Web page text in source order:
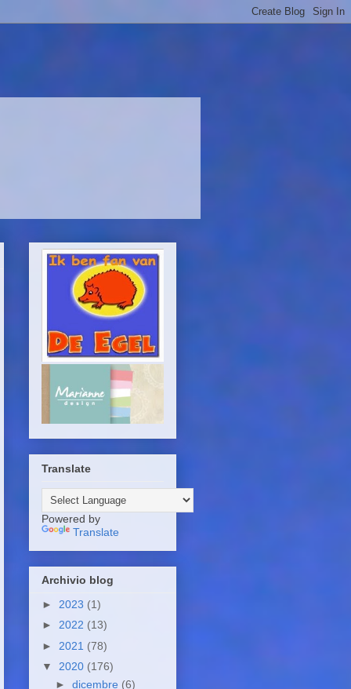
Translate
Powered by
Translate
Archivio blog
► 2023 (1)
► 2022 (13)
► 2021 (78)
▼ 2020 (176)
► dicembre (6)